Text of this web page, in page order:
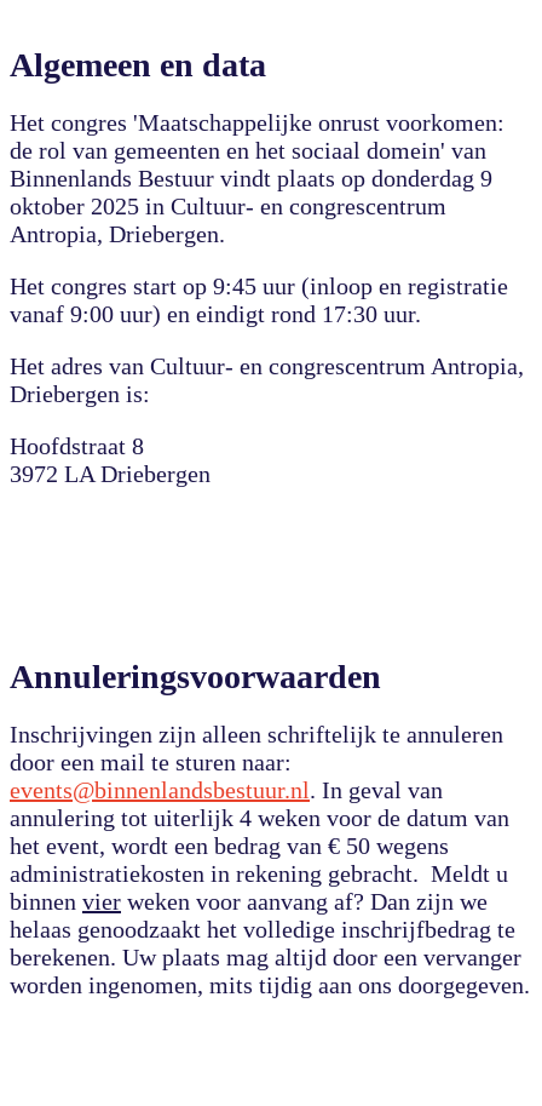
Algemeen en data
Het congres 'Maatschappelijke onrust voorkomen:
de rol van gemeenten en het sociaal domein' van
Binnenlands Bestuur vindt plaats op donderdag 9
oktober 2025 in Cultuur- en congrescentrum
Antropia, Driebergen.
Het congres start op 9:45 uur (inloop en registratie
vanaf 9:00 uur) en eindigt rond 17:30 uur.
Het adres van Cultuur- en congrescentrum Antropia,
Driebergen is:
Hoofdstraat 8
3972 LA Driebergen
Annuleringsvoorwaarden
Inschrijvingen zijn alleen schriftelijk te annuleren
door een mail te sturen naar:
events@binnenlandsbestuur.nl. In geval van
annulering tot uiterlijk 4 weken voor de datum van
het event, wordt een bedrag van € 50 wegens
administratiekosten in rekening gebracht. Meldt u
binnen vier weken voor aanvang af? Dan zijn we
helaas genoodzaakt het volledige inschrijfbedrag te
berekenen. Uw plaats mag altijd door een vervanger
worden ingenomen, mits tijdig aan ons doorgegeven.